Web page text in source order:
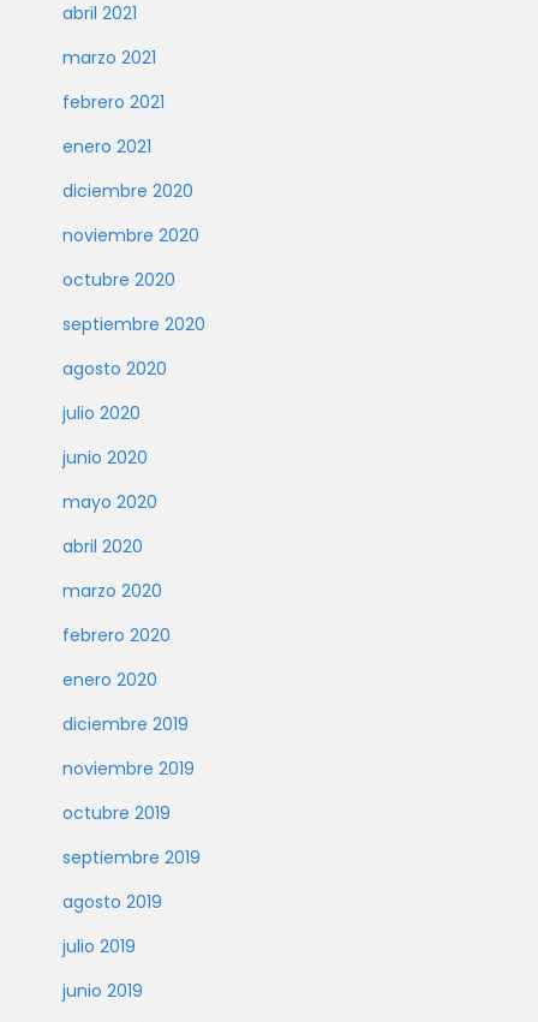
abril 2021
marzo 2021
febrero 2021
enero 2021
diciembre 2020
noviembre 2020
octubre 2020
septiembre 2020
agosto 2020
julio 2020
junio 2020
mayo 2020
abril 2020
marzo 2020
febrero 2020
enero 2020
diciembre 2019
noviembre 2019
octubre 2019
septiembre 2019
agosto 2019
julio 2019
junio 2019